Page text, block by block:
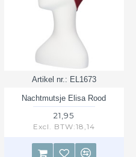
Artikel nr.: EL1673
Nachtmutsje Elisa Rood
21,95
Excl. BTW:18,14